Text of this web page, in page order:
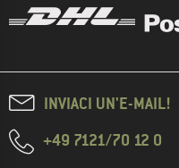
INVIACI UN'E-MAIL!
+49 7121/70 12 0